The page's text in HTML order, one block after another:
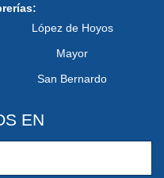
López de Hoyos
Mayor
San Bernardo
EN